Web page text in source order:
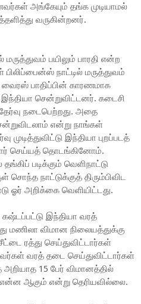
அங்கேயும் தங்க முடியாமல்
வருகின்றனர்.
பயிலும் பாரதி என்ற
நாட்டில் மருத்துவம்
பாதிப்பின் காரணமாக
சென்றுவிட்டனர். கடைசி
நடைபெற்றது. அதை
என்று நாங்கள்
இந்தியா புறப்படத்
செய்யத் தொடங்கினோம்.
படிக்கும் வெளிநாட்டு
நாட்டுக்குத் திரும்பிவிட
ஓர் அறிக்கை வெளியிட்டது.
இந்தியா வரத்
விமான நிலையத்துக்கு
ரத்து செய்துவிட்டார்கள்
வரத் தடை செய்துவிட்டார்கள்
15 பேர் விமானத்தில்
ஆகும் என்று தெரியவில்லை.